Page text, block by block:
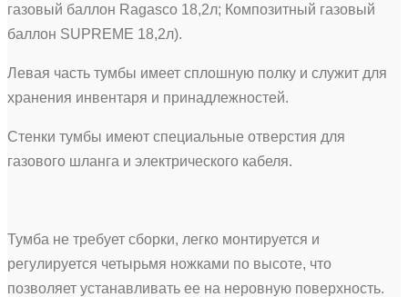
газовый баллон Ragasco 18,2л; Композитный газовый
баллон SUPREME 18,2л).
Левая часть тумбы имеет сплошную полку и служит для
хранения инвентаря и принадлежностей.
Стенки тумбы имеют специальные отверстия для
газового шланга и электрического кабеля.
Тумба не требует сборки, легко монтируется и
регулируется четырьмя ножками по высоте, что
позволяет устанавливать ее на неровную поверхность.